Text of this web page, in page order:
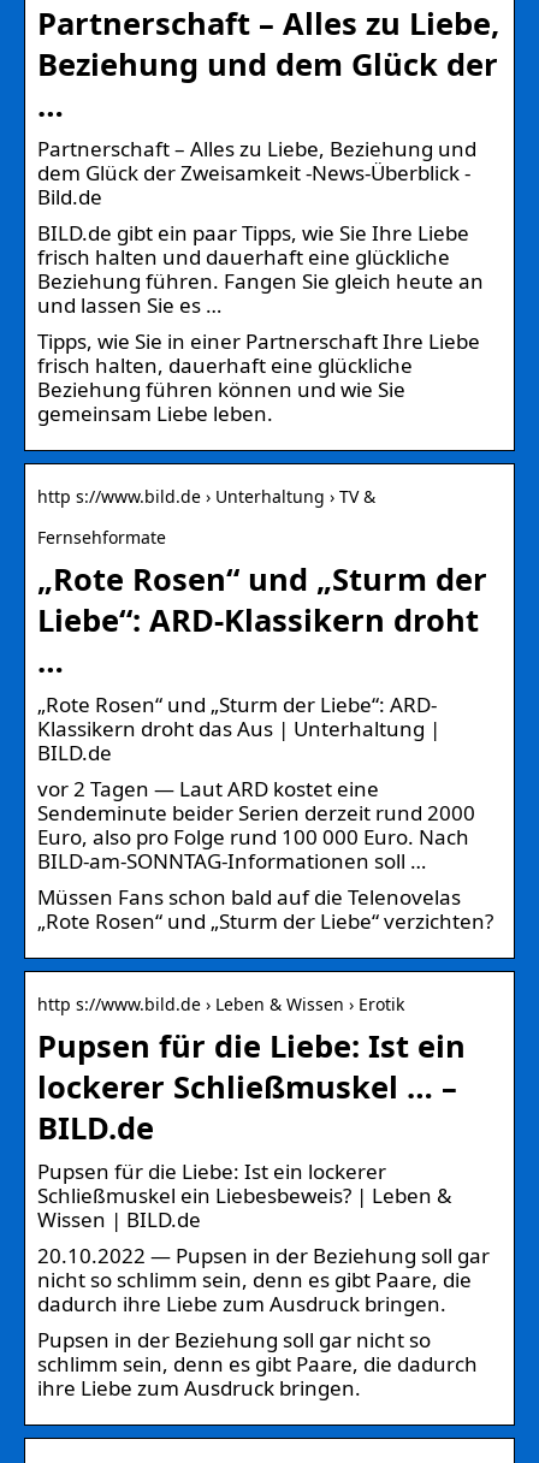
Partnerschaft – Alles zu Liebe,
Beziehung und dem Glück der
…
Partnerschaft – Alles zu Liebe, Beziehung und
dem Glück der Zweisamkeit -News-Überblick -
Bild.de
BILD.de gibt ein paar Tipps, wie Sie Ihre Liebe
frisch halten und dauerhaft eine glückliche
Beziehung führen. Fangen Sie gleich heute an
und lassen Sie es …
Tipps, wie Sie in einer Partnerschaft Ihre Liebe
frisch halten, dauerhaft eine glückliche
Beziehung führen können und wie Sie
gemeinsam Liebe leben.
http s://www.bild.de › Unterhaltung › TV &
Fernsehformate
„Rote Rosen“ und „Sturm der
Liebe“: ARD-Klassikern droht
…
„Rote Rosen“ und „Sturm der Liebe“: ARD-
Klassikern droht das Aus | Unterhaltung |
BILD.de
vor 2 Tagen — Laut ARD kostet eine
Sendeminute beider Serien derzeit rund 2000
Euro, also pro Folge rund 100 000 Euro. Nach
BILD-am-SONNTAG-Informationen soll …
Müssen Fans schon bald auf die Telenovelas
„Rote Rosen“ und „Sturm der Liebe“ verzichten?
http s://www.bild.de › Leben & Wissen › Erotik
Pupsen für die Liebe: Ist ein
lockerer Schließmuskel … –
BILD.de
Pupsen für die Liebe: Ist ein lockerer
Schließmuskel ein Liebesbeweis? | Leben &
Wissen | BILD.de
20.10.2022 — Pupsen in der Beziehung soll gar
nicht so schlimm sein, denn es gibt Paare, die
dadurch ihre Liebe zum Ausdruck bringen.
Pupsen in der Beziehung soll gar nicht so
schlimm sein, denn es gibt Paare, die dadurch
ihre Liebe zum Ausdruck bringen.